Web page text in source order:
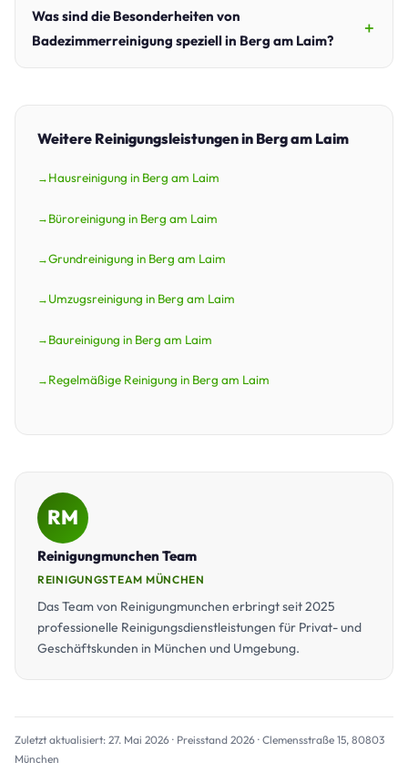
Was sind die Besonderheiten von
Badezimmerreinigung speziell in Berg am Laim?
Weitere Reinigungsleistungen in Berg am Laim
Hausreinigung in Berg am Laim
Büroreinigung in Berg am Laim
Grundreinigung in Berg am Laim
Umzugsreinigung in Berg am Laim
Baureinigung in Berg am Laim
Regelmäßige Reinigung in Berg am Laim
RM
Reinigungmunchen Team
REINIGUNGSTEAM MÜNCHEN
Das Team von Reinigungmunchen erbringt seit 2025
professionelle Reinigungsdienstleistungen für Privat- und
Geschäftskunden in München und Umgebung.
Zuletzt aktualisiert: 27. Mai 2026 · Preisstand 2026 · Clemensstraße 15, 80803
München